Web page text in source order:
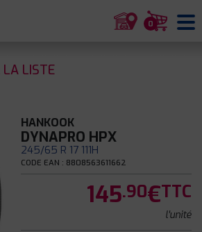
0
LA LISTE
HANKOOK
DYNAPRO HPX
245/65 R 17 111H
CODE EAN : 8808563611662
145.90€TTC
l'unité